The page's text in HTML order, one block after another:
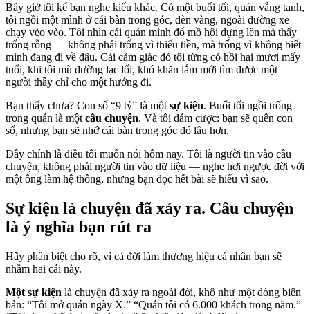
Bây giờ tôi kể bạn nghe kiểu khác. Có một buổi tối, quán vắng tanh,
tôi ngồi một mình ở cái bàn trong góc, đèn vàng, ngoài đường xe
chạy vèo vèo. Tôi nhìn cái quán mình đổ mồ hôi dựng lên mà thấy
trống rỗng — không phải trống vì thiếu tiền, mà trống vì không biết
mình đang đi về đâu. Cái cảm giác đó tôi từng có hồi hai mươi mấy
tuổi, khi tôi mù đường lạc lối, khó khăn lắm mới tìm được một
người thầy chỉ cho một hướng đi.
Bạn thấy chưa? Con số “9 tỷ” là một sự kiện. Buổi tối ngồi trống
trong quán là một câu chuyện. Và tôi dám cược: bạn sẽ quên con
số, nhưng bạn sẽ nhớ cái bàn trong góc đó lâu hơn.
Đây chính là điều tôi muốn nói hôm nay. Tôi là người tin vào câu
chuyện, không phải người tin vào dữ liệu — nghe hơi ngược đời với
một ông làm hệ thống, nhưng bạn đọc hết bài sẽ hiểu vì sao.
Sự kiện là chuyện đã xảy ra. Câu chuyện
là ý nghĩa bạn rút ra
Hãy phân biệt cho rõ, vì cả đời làm thương hiệu cá nhân bạn sẽ
nhầm hai cái này.
Một sự kiện là chuyện đã xảy ra ngoài đời, khô như một dòng biên
bản: “Tôi mở quán ngày X.” “Quán tôi có 6.000 khách trong năm.”